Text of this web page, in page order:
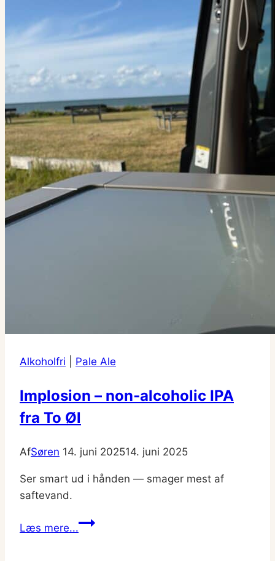
Alcoholic
Hazy
IPA
Alkoholfri Pale Ale
Implosion – non‑alcoholic IPA
fra To Øl
AfSøren 14. juni 202514. juni 2025
Ser smart ud i hånden — smager mest af
saftevand.
Læs mere...Implosion